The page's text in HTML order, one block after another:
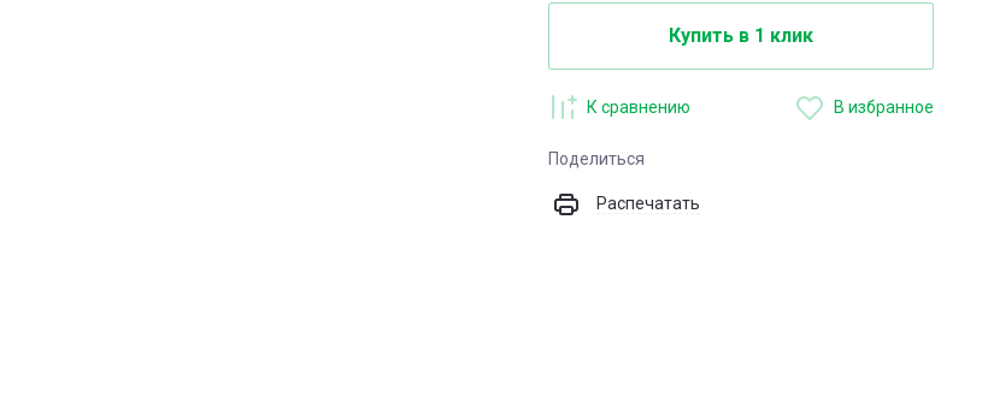
Купить в 1 клик
К сравнению В избранное
Поделиться
Распечатать